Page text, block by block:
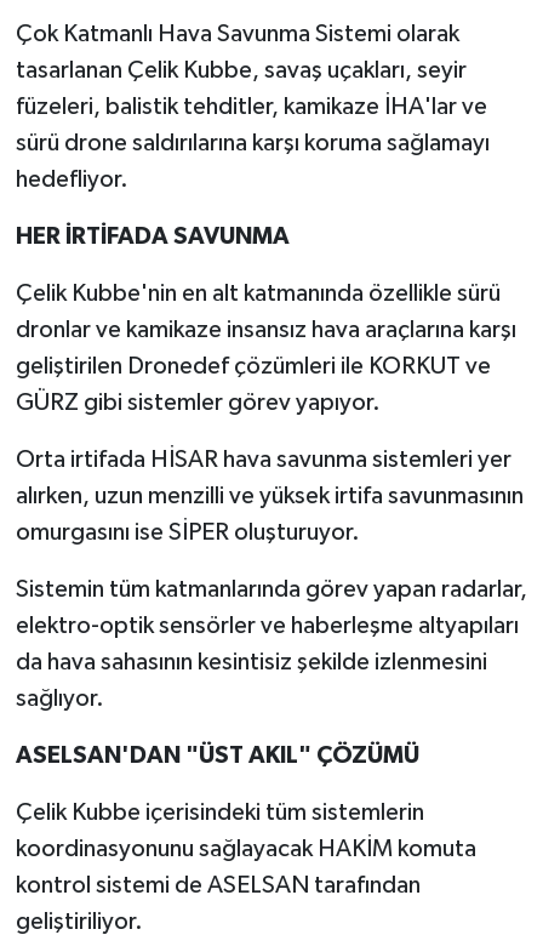
Çok Katmanlı Hava Savunma Sistemi olarak
tasarlanan Çelik Kubbe, savaş uçakları, seyir
füzeleri, balistik tehditler, kamikaze İHA'lar ve
sürü drone saldırılarına karşı koruma sağlamayı
hedefliyor.
HER İRTİFADA SAVUNMA
Çelik Kubbe'nin en alt katmanında özellikle sürü
dronlar ve kamikaze insansız hava araçlarına karşı
geliştirilen Dronedef çözümleri ile KORKUT ve
GÜRZ gibi sistemler görev yapıyor.
Orta irtifada HİSAR hava savunma sistemleri yer
alırken, uzun menzilli ve yüksek irtifa savunmasının
omurgasını ise SİPER oluşturuyor.
Sistemin tüm katmanlarında görev yapan radarlar,
elektro-optik sensörler ve haberleşme altyapıları
da hava sahasının kesintisiz şekilde izlenmesini
sağlıyor.
ASELSAN'DAN "ÜST AKIL" ÇÖZÜMÜ
Çelik Kubbe içerisindeki tüm sistemlerin
koordinasyonunu sağlayacak HAKİM komuta
kontrol sistemi de ASELSAN tarafından
geliştiriliyor.